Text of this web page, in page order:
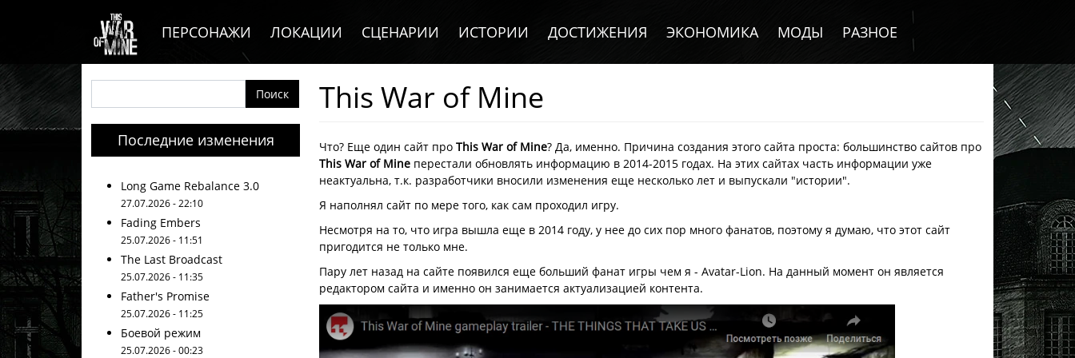
Основная навигация
ПЕРСОНАЖИ ЛОКАЦИИ СЦЕНАРИИ ИСТОРИИ ДОСТИЖЕНИЯ ЭКОНОМИКА МОДЫ РАЗНОЕ
Последние изменения
Long Game Rebalance 3.0
27.07.2026 - 22:10
Fading Embers
25.07.2026 - 11:51
The Last Broadcast
25.07.2026 - 11:35
Father's Promise
25.07.2026 - 11:25
Боевой режим
25.07.2026 - 00:23
This War of Mine
Главная
Что? Еще один сайт про This War of Mine? Да, именно. Причина создания этого сайта проста: большинство сайтов про
This War of Mine перестали обновлять информацию в 2014-2015 годах. На этих сайтах часть информации уже
неактуальна, т.к. разработчики вносили изменения еще несколько лет и выпускали "истории".
Я наполнял сайт по мере того, как сам проходил игру.
Несмотря на то, что игра вышла еще в 2014 году, у нее до сих пор много фанатов, поэтому я думаю, что этот сайт
пригодится не только мне.
Пару лет назад на сайте появился еще больший фанат игры чем я - Avatar-Lion. На данный момент он является
редактором сайта и именно он занимается актуализацией контента.